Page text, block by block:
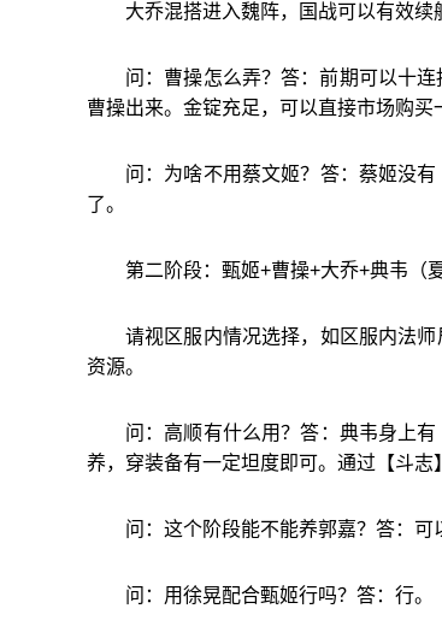
大乔混搭进入魏阵，国战可以有效续
问：曹操怎么弄？答：前期可以十
曹操出来。金锭充足，可以直接市场购买
问：为啥不用蔡文姬？答：蔡姬没
了。
第二阶段：甄姬+曹操+大乔+典韦（
请视区服内情况选择，如区服内法
资源。
问：高顺有什么用？答：典韦身上
养，穿装备有一定坦度即可。通过【斗志
问：这个阶段能不能养郭嘉？答：可
问：用徐晃配合甄姬行吗？答：行。